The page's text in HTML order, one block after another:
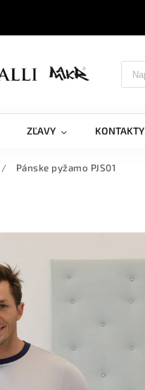
ZĽAVY KONTAKTY
/ Pánske pyžamo PJS01